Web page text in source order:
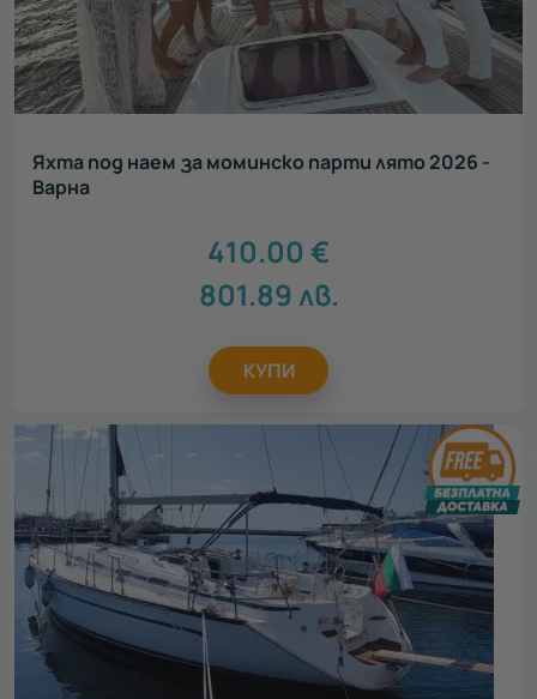
Яхта под наем за моминско парти лято 2026 -
Варна
410.00 €
801.89 лв.
КУПИ